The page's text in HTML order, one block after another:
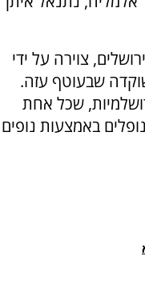
צוירה על ידי
שבעוטף עזה.
שכל אחת
באמצעות נופים